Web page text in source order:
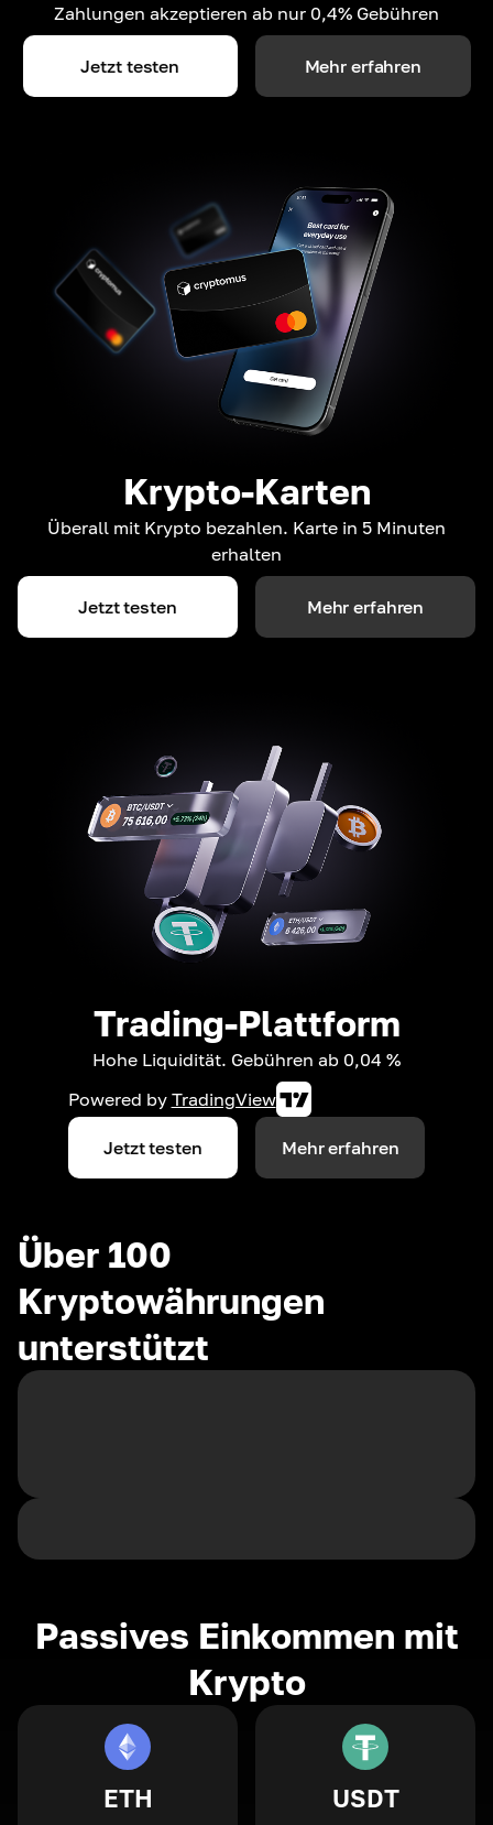
Zahlungen akzeptieren ab nur 0,4% Gebühren
Jetzt testen Mehr erfahren
Krypto-Karten
Überall mit Krypto bezahlen. Karte in 5 Minuten
erhalten
Jetzt testen Mehr erfahren
Trading-Plattform
Hohe Liquidität. Gebühren ab 0,04 %
Powered by TradingView
Jetzt testen Mehr erfahren
Über 100
Kryptowährungen
unterstützt
Passives Einkommen mit
Krypto
ETH USDT